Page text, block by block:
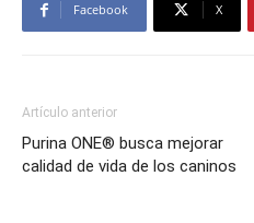
Facebook X
Artículo anterior
Purina ONE® busca mejorar
calidad de vida de los caninos